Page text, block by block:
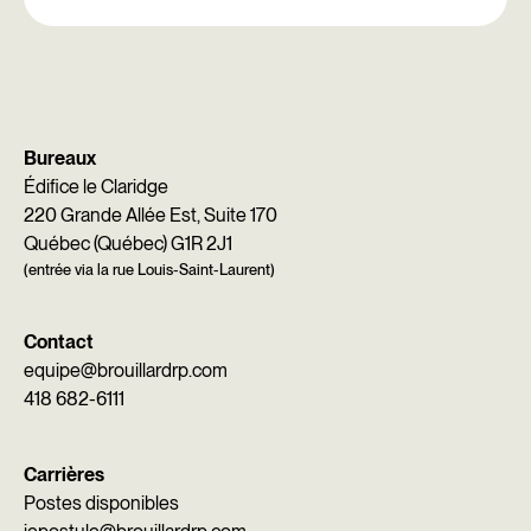
Bureaux
Édifice le Claridge
220 Grande Allée Est, Suite 170
Québec (Québec) G1R 2J1
(entrée via la rue Louis-Saint-Laurent)
Contact
equipe@brouillardrp.com
418 682-6111
Carrières
Postes disponibles